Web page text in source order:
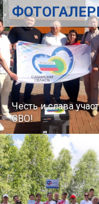
Честь и слава
СВО!